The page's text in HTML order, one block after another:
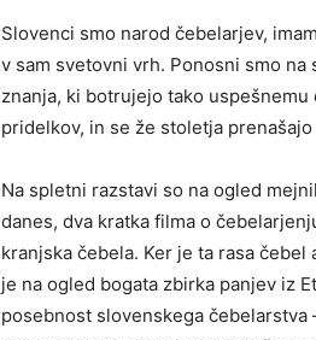
Slovenci smo narod čebelarjev,
v sam svetovni vrh. Ponosni smo
znanja, ki botrujejo tako
pridelkov, in se že stoletja
Na spletni razstavi so na ogled
danes, dva kratka filma o
kranjska čebela. Ker je ta rasa
je na ogled bogata zbirka panjev iz
posebnost slovenskega